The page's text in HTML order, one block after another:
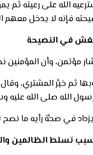
الله على رعيته ثم
فإنه لا يدخل معهم
في النصيحة
مؤتمن، وأن
ثم خيَّر المشتري،
رسول الله صلى الله
في صحَّة رأيه ما
تسلط الظالمين